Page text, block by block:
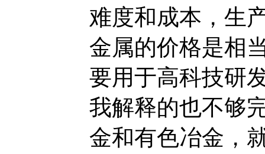
难度和成本，生
金属的价格是相
要用于高科技研
我解释的也不够
金和有色冶金，